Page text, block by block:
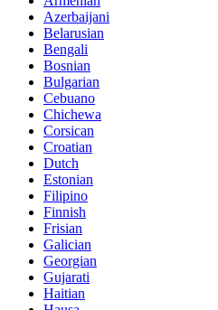
Azerbaijani
Belarusian
Bengali
Bosnian
Bulgarian
Cebuano
Chichewa
Corsican
Croatian
Dutch
Estonian
Filipino
Finnish
Frisian
Galician
Georgian
Gujarati
Haitian